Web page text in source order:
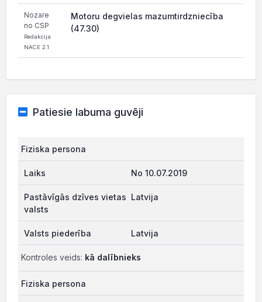
Nozare
no CSP
Redakcija
NACE 2.1
Motoru degvielas mazumtirdzniecība
(47.30)
Patiesie labuma guvēji
Fiziska persona
No 10.07.2019
Latvija
Latvija
Kontroles veids: kā dalībnieks
Fiziska persona